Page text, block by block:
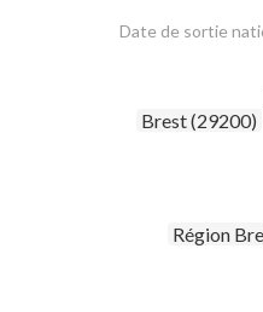
Date de sortie
Brest (29200)
Région